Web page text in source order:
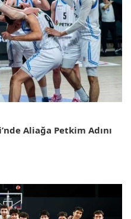
Aliağa Petkim Adını